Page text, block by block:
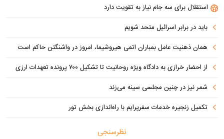
استقلال برای سه جام نیاز به تقویت دارد
باید در برابر اسرائیل متحد شویم
همان ذهنیت عامل بمباران اتمی هیروشیما، امروز در واشنگتن حاکم است
از احضار خرازی به دادگاه ویژه روحانیت تا تشکیل ۷۰۰ پرونده تعهدات ارزی
شمر نیز در چنین مجلسی سینه می‌زند
تکمیل زنجیره خدمات سفرپرایم با راه‌اندازی بخش تور
نظرسنجی